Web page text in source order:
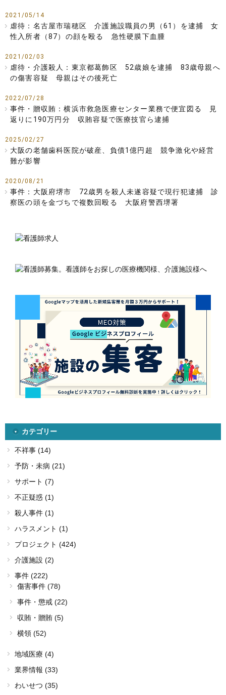
2021/05/14
虐待：名古屋市瑞穂区 介護施設職員の男（61）を逮捕 女
性入所者（87）の顔を殴る 急性硬膜下血腫
2021/02/03
虐待・介護殺人：東京都葛飾区 52歳娘を逮捕 83歳母親へ
の傷害容疑 母親はその後死亡
2022/07/28
事件・贈収賄：横浜市救急医療センター業務で便宜図る 見
返りに190万円分 収賄容疑で医療技官ら逮捕
2025/02/27
大阪の老舗歯科医院が破産、負債1億円超 競争激化や経営
難が影響
2020/08/21
事件：大阪府堺市 72歳男を殺人未遂容疑で現行犯逮捕 診
察医の頭を金づちで複数回殴る 大阪府警西堺署
カテゴリー
不祥事 (14)
予防・未病 (21)
サポート (7)
不正疑惑 (1)
殺人事件 (1)
ハラスメント (1)
プロジェクト (424)
介護施設 (2)
事件 (222)
傷害事件 (78)
事件・懲戒 (22)
収賄・贈賄 (5)
横領 (52)
地域医療 (4)
業界情報 (33)
わいせつ (35)